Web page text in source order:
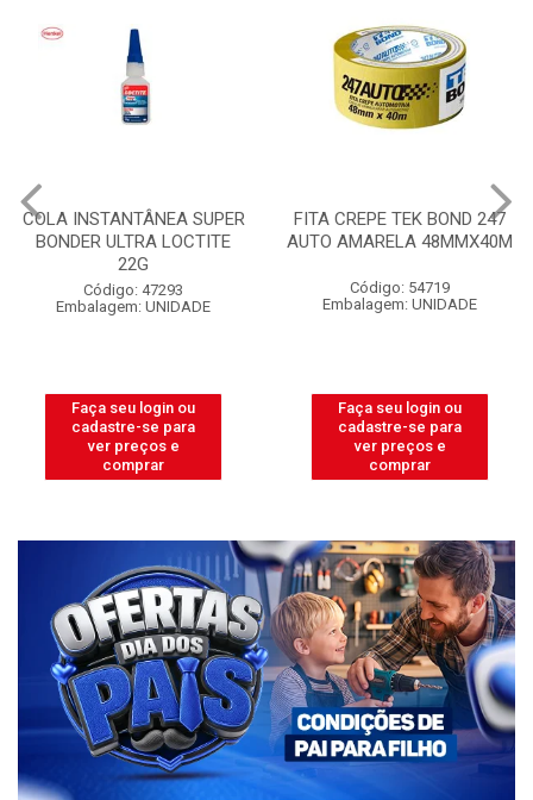
FITA CREPE TEK BOND 247
AUTO AMARELA 48MMX40M
Código: 54719
Embalagem: UNIDADE
Faça seu login ou
cadastre-se para
ver preços e
comprar
ELETRODUTO CORRUGADO
PLASNETAL 1/2 AMARELO
Código: 32596
Embalagem: ROLO
Faça seu login ou
cadastre-se para
ver preços e
comprar